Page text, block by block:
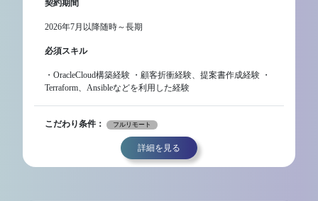
契約期間
2026年7月以降随時～長期
必須スキル
・OracleCloud構築経験 ・顧客折衝経験、提案書作成経験 ・
Terraform、Ansibleなどを利用した経験
こだわり条件： フルリモート
詳細を見る